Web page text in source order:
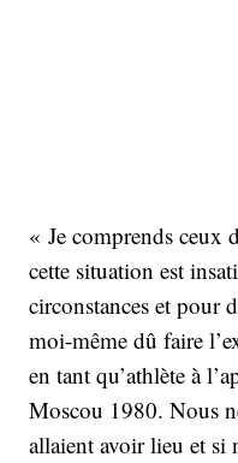
« Je comprends ceux
cette situation est
circonstances et pour
moi-même dû faire
en tant qu’athlète à
Moscou 1980. Nous
allaient avoir lieu et si